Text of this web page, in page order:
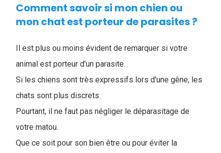
Comment savoir si mon chien ou
mon chat est porteur de parasites ?
Il est plus ou moins évident de remarquer si votre
animal est porteur d'un parasite.
Si les chiens sont très expressifs lors d'une gêne, les
chats sont plus discrets.
Pourtant, il ne faut pas négliger le déparasitage de
votre matou.
Que ce soit pour son bien être ou pour éviter la